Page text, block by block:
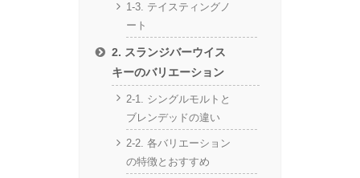
1-3. テイスティングノ
ート
2. スランジバーウイス
キーのバリエーション
2-1. シングルモルトと
ブレンデッドの違い
2-2. 各バリエーション
の特徴とおすすめ